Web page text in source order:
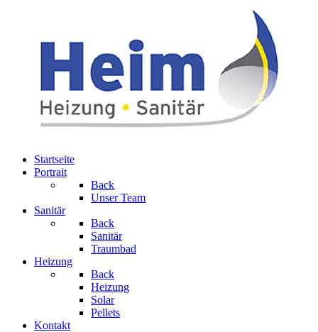
Startseite
Portrait
Back
Unser Team
Sanitär
Back
Sanitär
Traumbad
Heizung
Back
Heizung
Solar
Pellets
Kontakt